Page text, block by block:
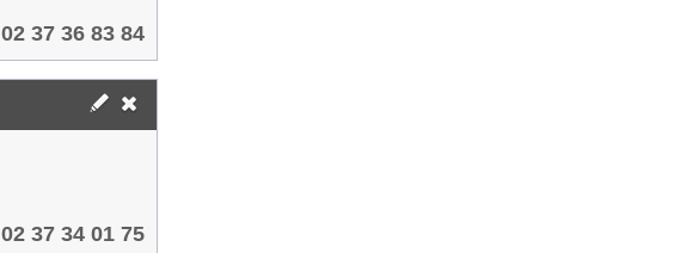
02 37 36 83 84
02 37 34 01 75